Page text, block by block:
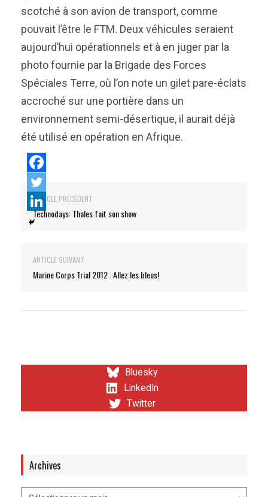
scotché à son avion de transport, comme
pouvait l’être le FTM. Deux véhicules seraient
aujourd’hui opérationnels et à en juger par la
photo fournie par la Brigade des Forces
Spéciales Terre, où l’on note un gilet pare-éclats
accroché sur une portière dans un
environnement semi-désertique, il aurait déjà
été utilisé en opération en Afrique.
ARTICLE PRÉCÉDENT
Technodays: Thales fait son show
ARTICLE SUIVANT
Marine Corps Trial 2012 : Allez les bleus!
Bluesky
LinkedIn
Twitter
Archives